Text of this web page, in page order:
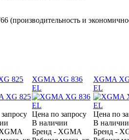
(производительность и
825
XGMA XG 836
EL
Цена по запросу
В наличии
Бренд - XGMA
XGMA
EL
Цена по
В наличии
Бренд -